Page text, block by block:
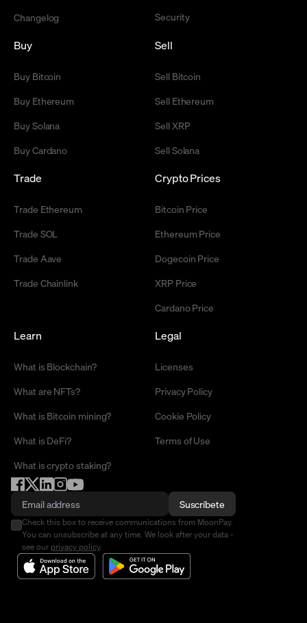
Changelog
Security
Buy
Buy Bitcoin
Buy Ethereum
Buy Solana
Buy Cardano
Sell
Sell Bitcoin
Sell Ethereum
Sell XRP
Sell Solana
Trade
Trade Ethereum
Trade SOL
Trade Aave
Trade Chainlink
Crypto Prices
Bitcoin Price
Ethereum Price
Dogecoin Price
XRP Price
Cardano Price
Learn
What is Blockchain?
What are NFTs?
What is Bitcoin mining?
What is DeFi?
What is crypto staking?
Legal
Licenses
Privacy Policy
Cookie Policy
Terms of Use
Suscríbete
Check this box to receive communications from MoonPay.
You can unsubscribe at any time. We look after your data -
see our privacy policy.